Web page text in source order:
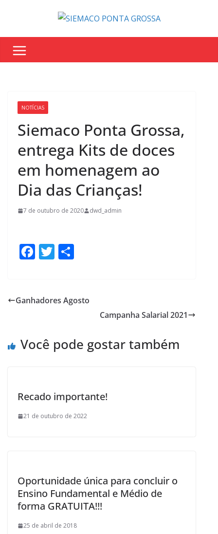
NOTÍCIAS
Siemaco Ponta Grossa,
entrega Kits de doces
em homenagem ao
Dia das Crianças!
7 de outubro de 2020 dwd_admin
F
b
k
T
er e
Ganhadores Agosto
Campanha Salarial 2021
Você pode gostar também
Recado importante!
21 de outubro de 2022
Oportunidade única para concluir o
Ensino Fundamental e Médio de
forma GRATUITA!!!
25 de abril de 2018